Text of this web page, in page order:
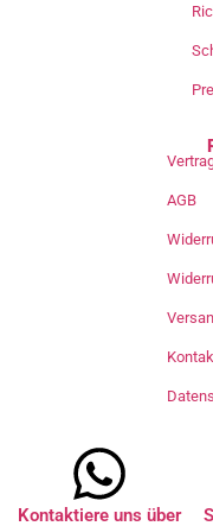
AGB
Kontaktiere uns über